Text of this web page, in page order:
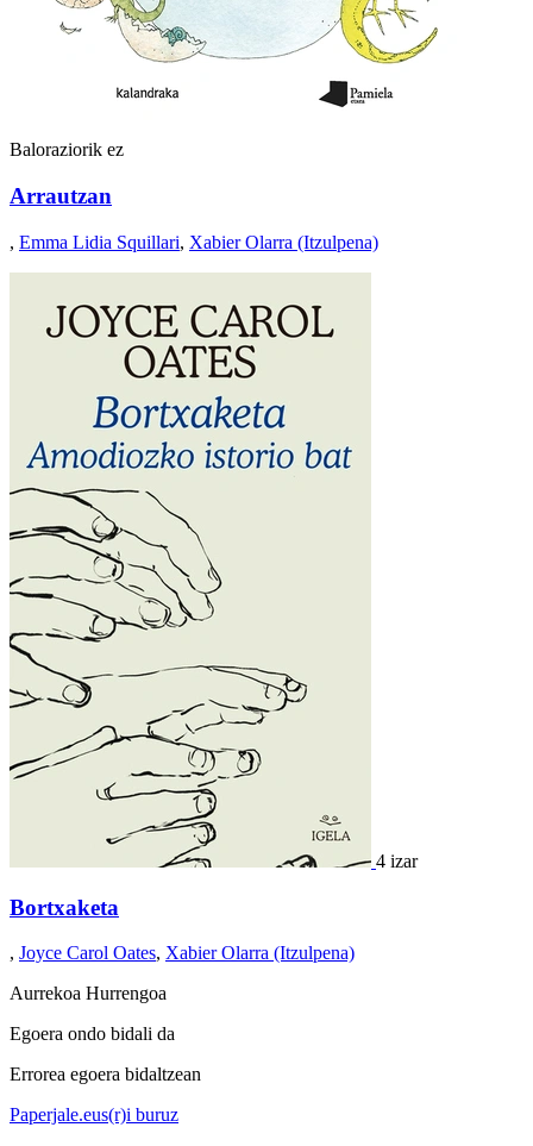
Baloraziorik ez
Arrautzan
, Emma Lidia Squillari, Xabier Olarra (Itzulpena)
4 izar
Bortxaketa
, Joyce Carol Oates, Xabier Olarra (Itzulpena)
Aurrekoa Hurrengoa
Egoera ondo bidali da
Errorea egoera bidaltzean
Paperjale.eus(r)i buruz